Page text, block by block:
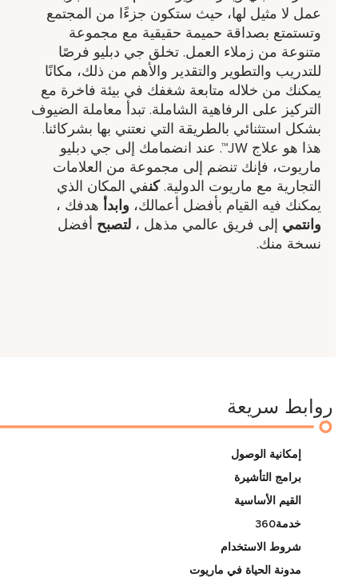
عمل لا مثيل لها، حيث ستكون جزءًا من المجتمع
وتستمتع بصداقة حميمة حقيقية مع مجموعة
متنوعة من زملاء العمل. تخلق جي دبليو فرصًا
للتدريب والتطوير والتقدير والأهم من ذلك، مكانًا
يمكنك من خلاله متابعة شغفك في بيئة فاخرة مع
التركيز على الرفاهية الشاملة. تبدأ معاملة الضيوف
بشكل استثنائي بالطريقة التي نعتني بها بشركائنا.
هذا هو علاج JW™. عند انضمامك إلى جي دبليو
ماريوت، فإنك تنضم إلى مجموعة من العلامات
التجارية مع ماريوت الدولية.كنفي المكان الذي
يمكنك فيه القيام بأفضل أعمالك،وابدأهدفك ​،
وانتميإلى فريق عالمي مذهل ​،لتصبحأفضل
نسخة منك.
روابط سريعة
إمكانية الوصول
برامج التأشيرة
القيم الأساسية
خدمة360
شروط الاستخدام
مدونة الحياة في ماريوت